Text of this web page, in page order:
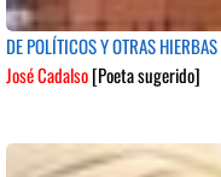
DE POLÍTICOS Y OTRAS HIERBAS
José Cadalso[Poeta sugerido]